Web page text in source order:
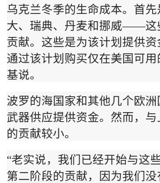
乌克兰冬季的生命成本。首
大、瑞典、丹麦和挪威——这
贡献。这些是为该计划提供
通过该计划购买仅在美国可用
基说。
波罗的海国家和其他几个欧
武器供应提供资金。然而，
的贡献较小。
“老实说，我们已经开始与这
第二阶段的贡献，因为我们